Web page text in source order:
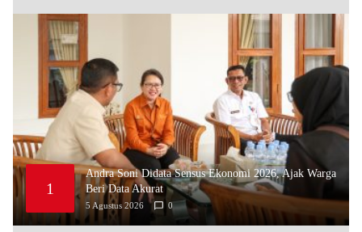
1
Andra Soni Didata Sensus Ekonomi 2026, Ajak Warga
Beri Data Akurat
5 Agustus 2026 0